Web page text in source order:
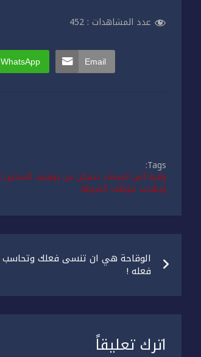
عدد المشاهدات : 452
WhatsApp Email
Tags:
ولاية أمن البيضاء تتمكن من توقيف
وتهديد موظف الشرطة
تصفّح
المقالات
الوقاحة هي ان تنسى فعلك
فعله !
اترك تعليقاً